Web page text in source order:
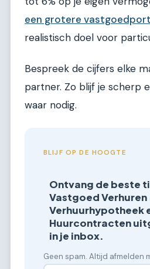
een grotere
realistisch doel voor
Bespreek de cijfers elke
partner. Zo blijf je scherp
waar nodig.
BLIJF OP DE HOOGTE
Ontvang de beste
Vastgoed Verhuren
Verhuurhypotheek
Huurcontracten
in je inbox.
Geen spam. Altijd afmelden